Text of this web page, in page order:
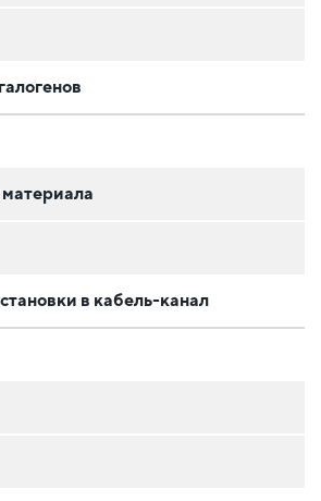
в кабель-канал